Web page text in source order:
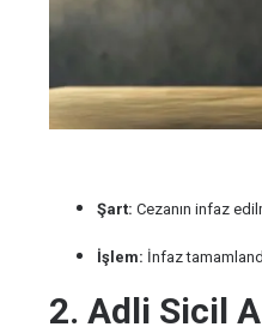
Şart: Cezanın infaz
İşlem: İnfaz
2. Adli Sicil